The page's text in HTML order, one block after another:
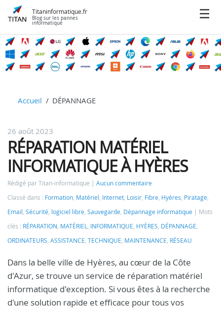
Titaninformatique.fr
Blog sur les pannes
informatique
Accueil DÉPANNAGE
26 août 2023
RÉPARATION MATÉRIEL
INFORMATIQUE À HYÈRES
Rédigé par Titan-informatique
Aucun commentaire
Classé dans : Formation Matériel Internet Loisir Fibre Hyères Piratage
Email Sécurité logiciel libre Sauvegarde Dépannage informatique
Mots
clés : RÉPARATION MATÉRIEL INFORMATIQUE HYÈRES DÉPANNAGE
ORDINATEURS ASSISTANCE TECHNIQUE MAINTENANCE RÉSEAU
Dans la belle ville de Hyères, au cœur de la Côte
d'Azur, se trouve un service de réparation matériel
informatique d'exception. Si vous êtes à la recherche
d'une solution rapide et efficace pour tous vos